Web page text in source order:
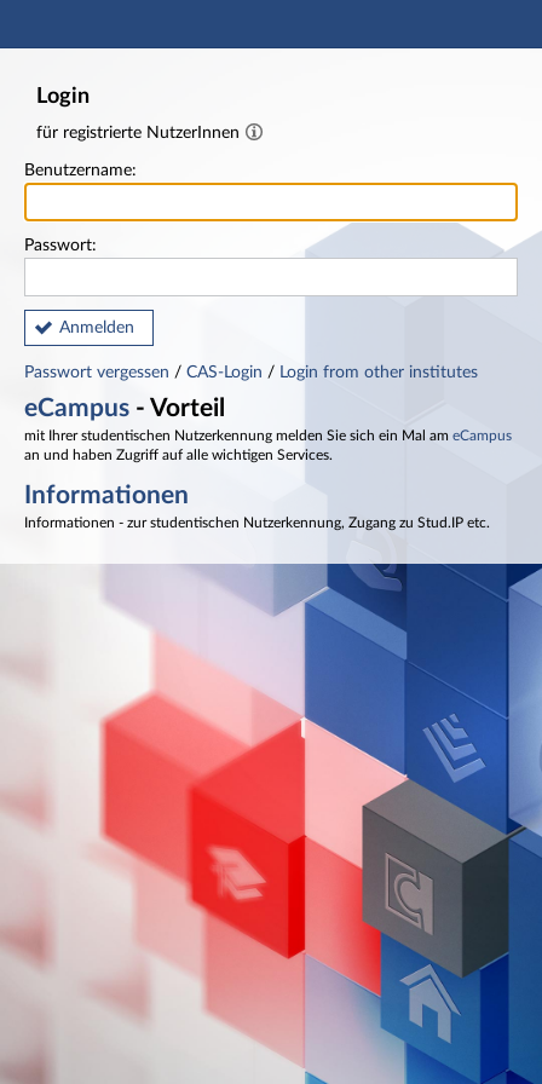
Hauptnavigation
Login
für registrierte NutzerInnen
Benutzername:
Passwort:
Anmelden
Passwort vergessen / CAS-Login / Login from other institutes
eCampus - Vorteil
mit Ihrer studentischen Nutzerkennung melden Sie sich ein Mal am eCampus
an und haben Zugriff auf alle wichtigen Services.
Informationen
Informationen - zur studentischen Nutzerkennung, Zugang zu Stud.IP etc.